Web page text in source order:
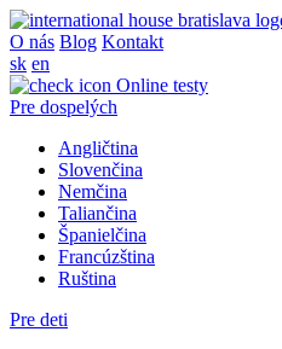
O nás Blog Kontakt
sk en
Online testy
Pre dospelých
Angličtina
Slovenčina
Nemčina
Taliančina
Španielčina
Francúzština
Ruština
Pre deti